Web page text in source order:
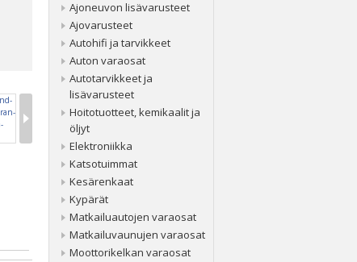
Ajoneuvon lisävarusteet
Ajovarusteet
Autohifi ja tarvikkeet
Auton varaosat
Autotarvikkeet ja
lisävarusteet
Hoitotuotteet, kemikaalit ja
öljyt
Elektroniikka
Katsotuimmat
Kesärenkaat
Kypärät
Matkailuautojen varaosat
Matkailuvaunujen varaosat
Moottorikelkan varaosat